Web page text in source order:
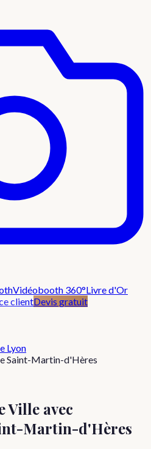
Vidéobooth 360°Livre d'Or
clientDevis gratuit
Lyon
Saint-Martin-d'Hères
Ville avec
Martin-d'Hères